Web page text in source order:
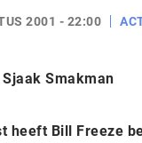
2001 - 22:00
Sjaak Smakman
heeft Bill Freeze